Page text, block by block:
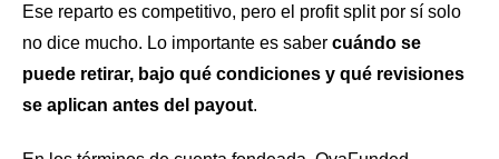
Ese reparto es competitivo, pero el profit split por sí solo
no dice mucho. Lo importante es saber cuándo se
puede retirar, bajo qué condiciones y qué revisiones
se aplican antes del payout.